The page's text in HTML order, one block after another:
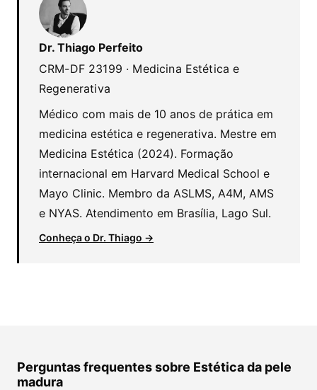
Dr. Thiago Perfeito
CRM-DF 23199 · Medicina Estética e
Regenerativa
Médico com mais de 10 anos de prática em
medicina estética e regenerativa. Mestre em
Medicina Estética (2024). Formação
internacional em Harvard Medical School e
Mayo Clinic. Membro da ASLMS, A4M, AMS
e NYAS. Atendimento em Brasília, Lago Sul.
Conheça o Dr. Thiago →
Perguntas frequentes sobre Estética da pele
madura